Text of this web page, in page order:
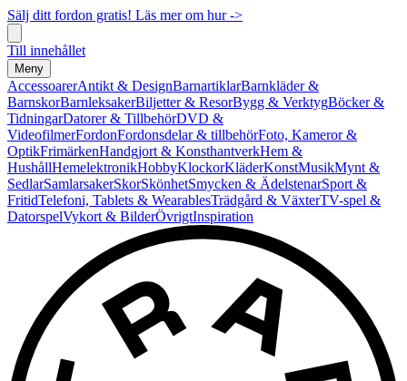
Sälj ditt fordon gratis! Läs mer om hur ->
Till innehållet
Meny
AccessoarerAntikt & DesignBarnartiklarBarnkläder &
BarnskorBarnleksakerBiljetter & ResorBygg & VerktygBöcker &
TidningarDatorer & TillbehörDVD &
VideofilmerFordonFordonsdelar & tillbehörFoto, Kameror &
OptikFrimärkenHandgjort & KonsthantverkHem &
HushållHemelektronikHobbyKlockorKläderKonstMusikMynt &
SedlarSamlarsakerSkorSkönhetSmycken & ÄdelstenarSport &
FritidTelefoni, Tablets & WearablesTrädgård & VäxterTV-spel &
DatorspelVykort & BilderÖvrigtInspiration